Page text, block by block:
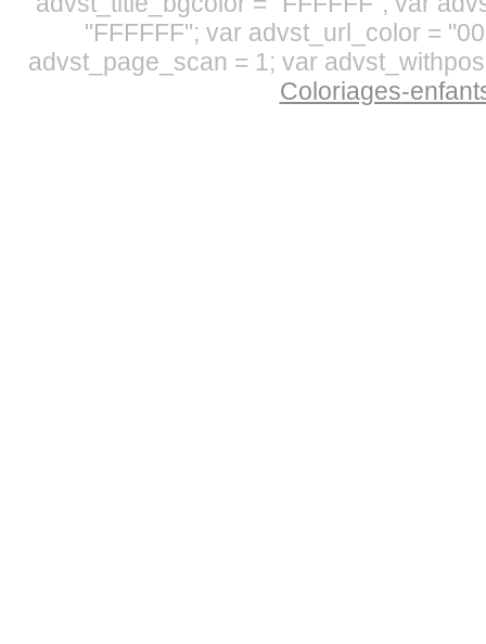
"FFFFFF"; var advst_url_color =
advst_page_scan = 1; var
Coloriages-